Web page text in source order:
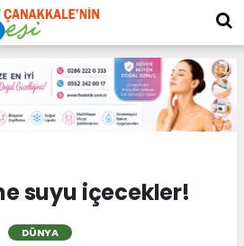
suyu içecekler!
DÜNYA